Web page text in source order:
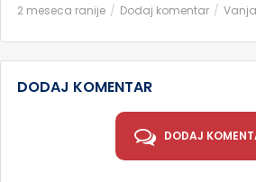
2 meseca ranije Dodaj komentar
DODAJ KOMENTAR
DODAJ